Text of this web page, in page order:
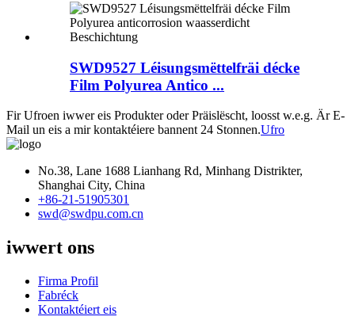
SWD9527 Léisungsmëttelfräi décke
Film Polyurea Antico ...
Fir Ufroen iwwer eis Produkter oder Präislëscht, loosst w.e.g. Är E-
Mail un eis a mir kontaktéiere bannent 24 Stonnen.Ufro
No.38, Lane 1688 Lianhang Rd, Minhang Distrikter,
Shanghai City, China
+86-21-51905301
swd@swdpu.com.cn
iwwert ons
Firma Profil
Fabréck
Kontaktéiert eis